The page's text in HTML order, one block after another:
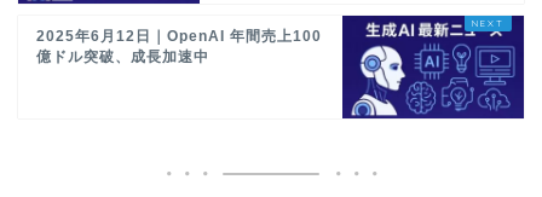
2025年6月12日｜OpenAI 年間売上100
億ドル突破、成長加速中